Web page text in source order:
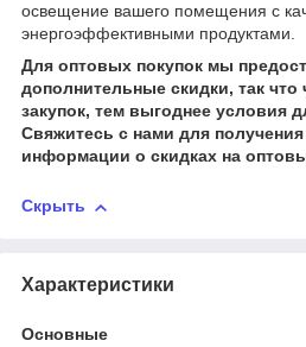
освещение вашего помещения с
энергоэффективными продуктами.
Для оптовых покупок мы
дополнительные скидки, так
закупок, тем выгоднее условия
Свяжитесь с нами для
информации о скидках на
Скрыть
Характеристики
Основные